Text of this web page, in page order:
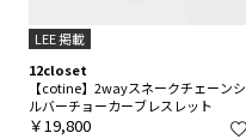
LEE 掲載
12closet
【cotine】2wayスネークチェーンシ
ルバーチョーカーブレスレット
￥19,800